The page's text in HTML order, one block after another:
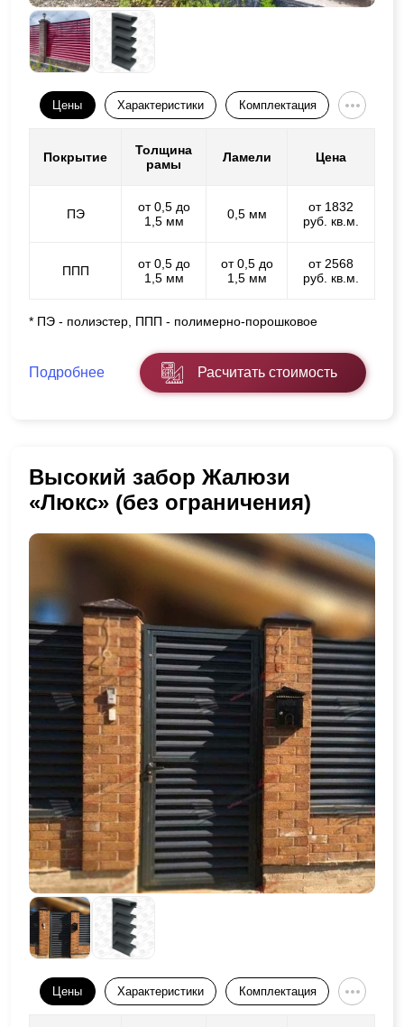
Цены Характеристики Комплектация
Покрытие
Толщина
рамы
Ламели Цена
ПЭ
от 0,5 до
1,5 мм
0,5 мм
от 1832
руб. кв.м.
ППП
от 0,5 до
1,5 мм
от 0,5 до
1,5 мм
от 2568
руб. кв.м.
* ПЭ - полиэстер, ППП - полимерно-порошковое
Подробнее Расчитать стоимость
Высокий забор Жалюзи
«Люкс» (без ограничения)
Цены Характеристики Комплектация